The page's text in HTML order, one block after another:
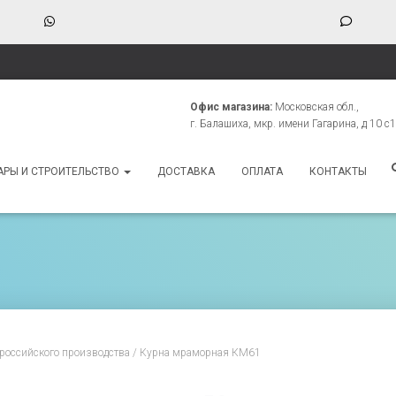
Офис магазина: Московская обл.,
г. Балашиха, мкр. имени Гагарина, д 10 с1
И СТРОИТЕЛЬСТВО ДОСТАВКА ОПЛАТА КОНТАКТЫ
производства / Курна мраморная КМ61